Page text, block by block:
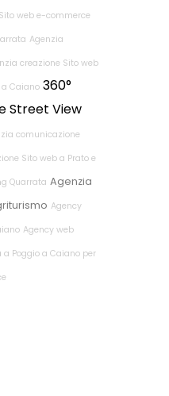
web e-commerce
Agenzia
creazione Sito web
a Caiano 360°
Street View
comunicazione
Sito web a Prato e
Quarrata Agenzia
Agency
Agency web
a Poggio a Caiano per